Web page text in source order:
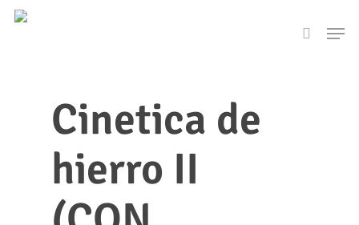
Skip
search
Cinetica de
hierro II